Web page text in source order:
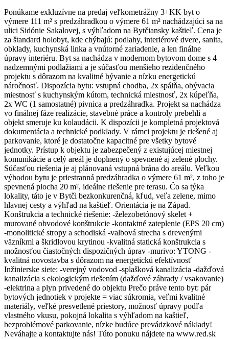
Ponúkame exkluzívne na predaj veľkometrážny 3+KK byt o
výmere 111 m² s predzáhradkou o výmere 61 m² nachádzajúci sa na
ulici Sidónie Sakalovej, s výhľadom na Bytčiansky kaštieľ. Cena je
za štandard holobyt, kde chýbajú: podlahy, interiérové dvere, sanita,
obklady, kuchynská linka a vnútorné zariadenie, a len finálne
úpravy interiéru. Byt sa nachádza v modernom bytovom dome s 4
nadzemnými podlažiami a je súčasťou menšieho rezidenčného
projektu s dôrazom na kvalitné bývanie a nízku energetickú
náročnosť. Dispozícia bytu: vstupná chodba, 2x spálňa, obývacia
miestnosť s kuchynským kútom, technická miestnosť, 2x kúpeľňa,
2x WC (1 samostatné) pivnica a predzáhradka. Projekt sa nachádza
vo finálnej fáze realizácie, stavebné práce a kontroly prebehli a
objekt smeruje ku kolaudácii. K dispozícii je kompletná projektová
dokumentácia a technické podklady. V rámci projektu je riešené aj
parkovanie, ktoré je dostatočne kapacitné pre všetky bytové
jednotky. Prístup k objektu je zabezpečený z existujúcej miestnej
komunikácie a celý areál je doplnený o spevnené aj zelené plochy.
Súčasťou riešenia je aj plánovaná vstupná brána do areálu. Veľkou
výhodou bytu je priestranná predzáhradka o výmere 61 m², z toho je
spevnená plocha 20 m², ideálne riešenie pre terasu. Čo sa týka
lokality, táto je v Bytči bezkonkurenčná, kľud, veľa zelene, mimo
hlavnej cesty a výhľad na kaštieľ. Orientácia je na Západ.
Konštrukcia a technické riešenie: -železobetónový skelet +
murované obvodové konštrukcie -kontaktné zateplenie (EPS 20 cm)
-monolitické stropy a schodiská -valbová strecha s drevenými
väzníkmi a škridlovou krytinou -kvalitná statická konštrukcia s
možnosťou čiastočných dispozičných úprav -murivo: YTONG -
kvalitná novostavba s dôrazom na energetickú efektívnosť
Inžinierske siete: -verejný vodovod -splašková kanalizácia -dažďová
kanalizácia s ekologickým riešením (dažďové záhrady / vsakovanie)
-elektrina a plyn privedené do objektu Prečo práve tento byt: pár
bytových jednotiek v projekte = viac súkromia, veľmi kvalitné
materiály, veľké presvetlené priestory, možnosť úpravy podľa
vlastného vkusu, pokojná lokalita s výhľadom na kaštieľ,
bezproblémové parkovanie, nízke budúce prevádzkové náklady!
Neváhajte a kontaktujte nás! Túto ponuku nájdete na www.red.sk